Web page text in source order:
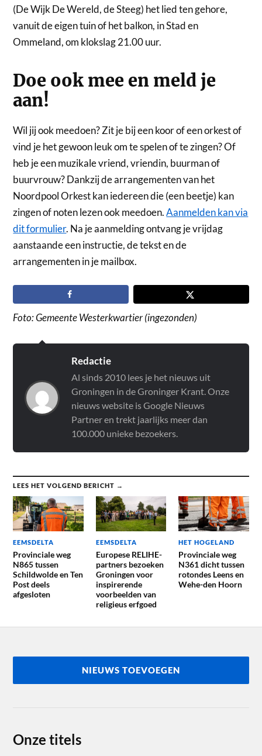
(De Wijk De Wereld, de Steeg) het lied ten gehore,
vanuit de eigen tuin of het balkon, in Stad en
Ommeland, om klokslag 21.00 uur.
Doe ook mee en meld je
aan!
Wil jij ook meedoen? Zit je bij een koor of een orkest of
vind je het gewoon leuk om te spelen of te zingen? Of
heb je een muzikale vriend, vriendin, buurman of
buurvrouw? Dankzij de arrangementen van het
Noordpool Orkest kan iedereen die (een beetje) kan
zingen of noten lezen ook meedoen.Aanmelden kan via
dit formulier. Na je aanmelding ontvang je vrijdag
aanstaande een instructie, de tekst en de
arrangementen in je mailbox.
Foto: Gemeente Westerkwartier (ingezonden)
Redactie
Al sinds 2010 lees je het nieuws uit
Groningen in de Groninger Krant. Onze
nieuws website is Google Nieuws
Partner en trekt jaarlijks meer dan
100.000 unieke bezoekers.
LEES HET VOLGEND BERICHT →
EEMSDELTA
Provinciale weg
N865 tussen
Schildwolde en Ten
Post deels
afgesloten
EEMSDELTA
Europese RELIHE-
partners bezoeken
Groningen voor
inspirerende
voorbeelden van
religieus erfgoed
HET HOGELAND
Provinciale weg
N361 dicht tussen
rotondes Leens en
Wehe-den Hoorn
NIEUWS TOEVOEGEN
Onze titels